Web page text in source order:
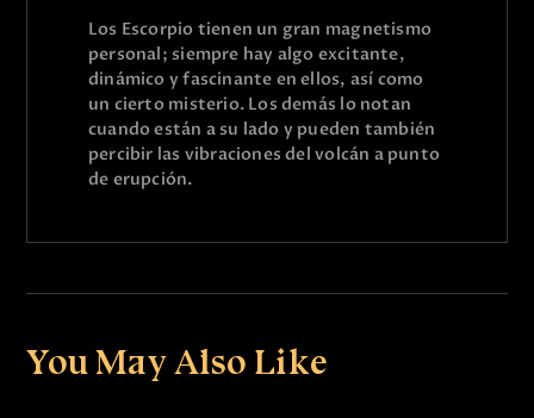
Los Escorpio tienen un gran magnetismo
personal; siempre hay algo excitante,
dinámico y fascinante en ellos, así como
un cierto misterio. Los demás lo notan
cuando están a su lado y pueden también
percibir las vibraciones del volcán a punto
de erupción.
You May Also Like